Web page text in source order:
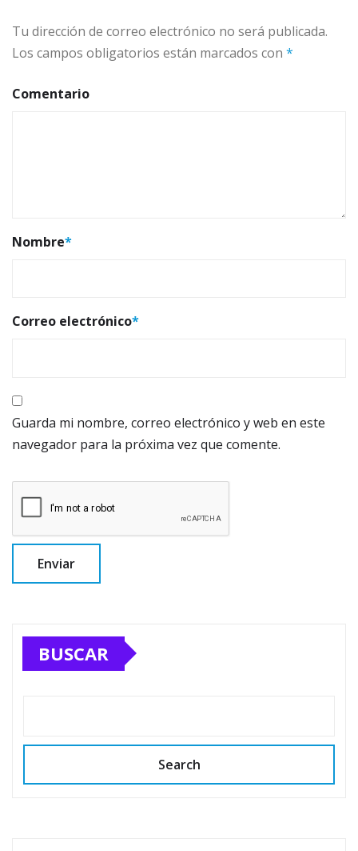
Tu dirección de correo electrónico no será publicada.
Los campos obligatorios están marcados con *
Comentario
Nombre*
Correo electrónico*
Guarda mi nombre, correo electrónico y web en este
navegador para la próxima vez que comente.
BUSCAR
Search